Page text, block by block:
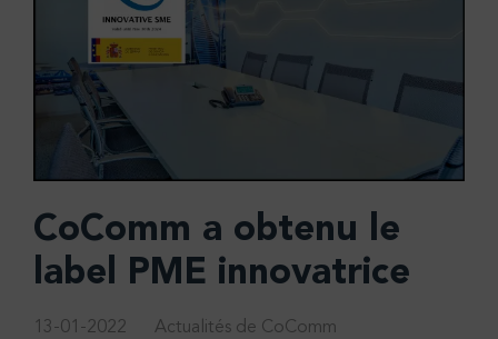
CoComm a obtenu le
label PME innovatrice
13-01-2022 Actualités de CoComm